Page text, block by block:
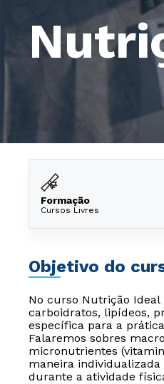
Formação
Cursos Livres
Objetivo do
No curso Nutrição Ideal
carboidratos, lipídeos,
específica para a
Falaremos sobres
micronutrientes
maneira
durante a atividade